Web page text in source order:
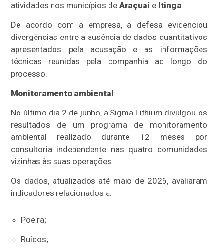
atividades nos municípios deAraçuaí e Itinga.
De acordo com a empresa, a defesa evidenciou
divergências entre a ausência de dados quantitativos
apresentados pela acusação e as informações
técnicas reunidas pela companhia ao longo do
processo.
Monitoramento ambiental
No último dia 2 de junho, a Sigma Lithium divulgou os
resultados de um programa de monitoramento
ambiental realizado durante 12 meses por
consultoria independente nas quatro comunidades
vizinhas às suas operações.
Os dados, atualizados até maio de 2026, avaliaram
indicadores relacionados a:
Poeira;
Ruídos;